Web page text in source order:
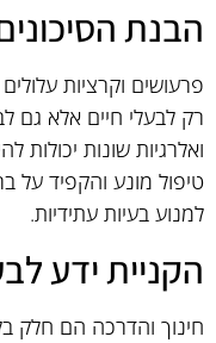
הבנת
פרעושים וקרציות
רק לבעלי חיים אלא גם
ואלרגיות שונות
טיפול מונע והקפיד על
למנוע בעיות עתידיות.
הקניית ידע
חינוך והדרכה הם חלק